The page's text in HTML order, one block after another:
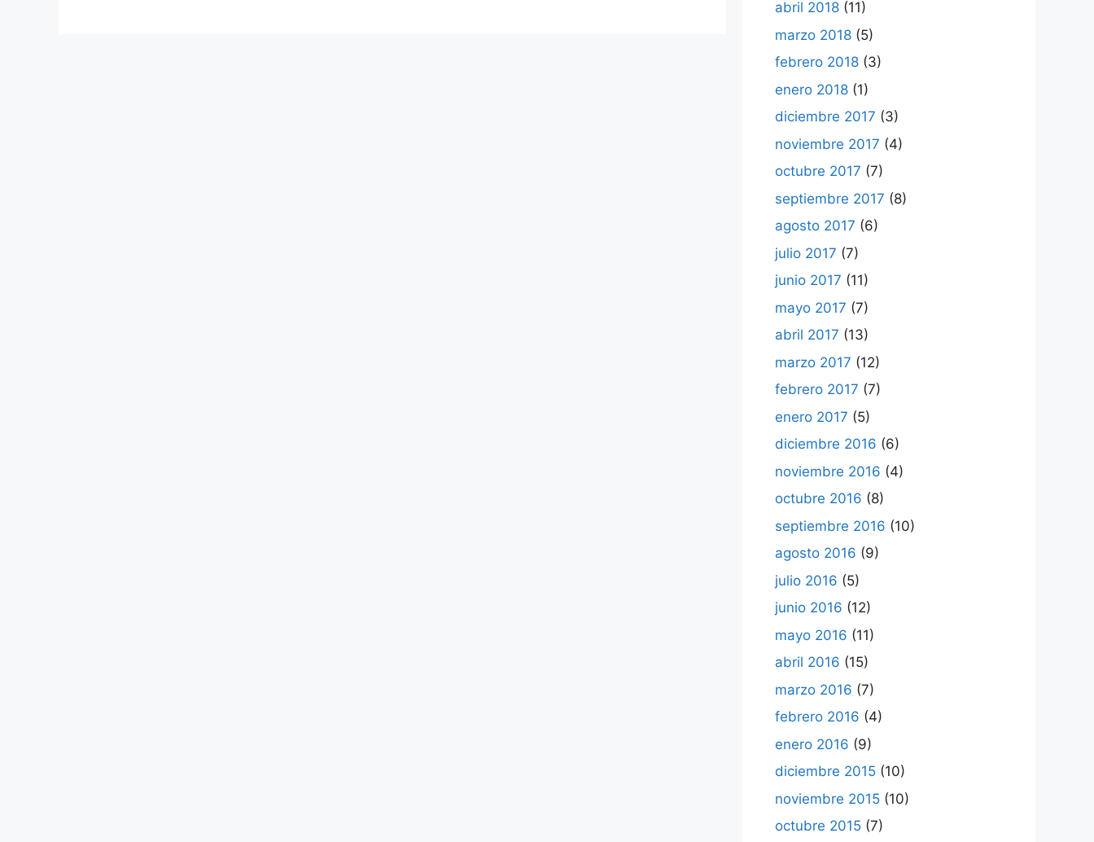
abril 2018 (11)
marzo 2018 (5)
febrero 2018 (3)
enero 2018 (1)
diciembre 2017 (3)
noviembre 2017 (4)
octubre 2017 (7)
septiembre 2017 (8)
agosto 2017 (6)
julio 2017 (7)
junio 2017 (11)
mayo 2017 (7)
abril 2017 (13)
marzo 2017 (12)
febrero 2017 (7)
enero 2017 (5)
diciembre 2016 (6)
noviembre 2016 (4)
octubre 2016 (8)
septiembre 2016 (10)
agosto 2016 (9)
julio 2016 (5)
junio 2016 (12)
mayo 2016 (11)
abril 2016 (15)
marzo 2016 (7)
febrero 2016 (4)
enero 2016 (9)
diciembre 2015 (10)
noviembre 2015 (10)
octubre 2015 (7)